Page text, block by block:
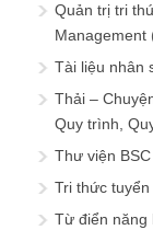
Quản trị tri
Management
Tài liệu nhân
Thải –
Quy trình,
Thư viện BSC
Tri thức tuyển
Từ điển năng